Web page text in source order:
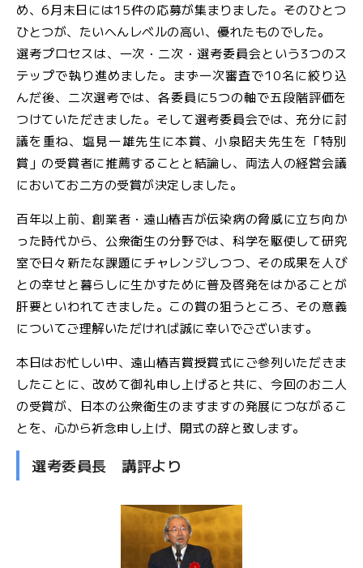
め、6月末日には15件の応募が集まりました。そのひとつ
ひとつが、たいへんレベルの高い、優れたものでした。
選考プロセスは、一次・二次・選考委員会という3つのス
テップで執り進めました。まず一次審査で10名に絞り込
んだ後、二次選考では、各委員に5つの軸で五段階評価を
つけていただきました。そして選考委員会では、充分に討
議を重ね、塩見一雄先生に本賞、小泉昭夫先生を「特別
賞」の受賞者に推薦することと結論し、両法人の経営会議
においてお二方の受賞が決定しました。
百年以上前、創業者・遠山椿吉が伝染病の脅威に立ち向か
った時代から、公衆衛生の分野では、科学を駆使して研究
室で日々新たな課題にチャレンジしつつ、その成果を人び
との幸せと暮らしに生かすために普及啓発をはかることが
肝要といわれてきました。この賞の狙うところ、その意義
についてご理解いただければ誠に幸いでございます。
本日はお忙しい中、遠山椿吉賞授賞式にご参列いただきま
したことに、改めて御礼申し上げると共に、今回のお二人
の受賞が、日本の公衆衛生のますますの発展につながるこ
とを、心から祈念申し上げ、開式の辞と致します。
選考委員長 講評より